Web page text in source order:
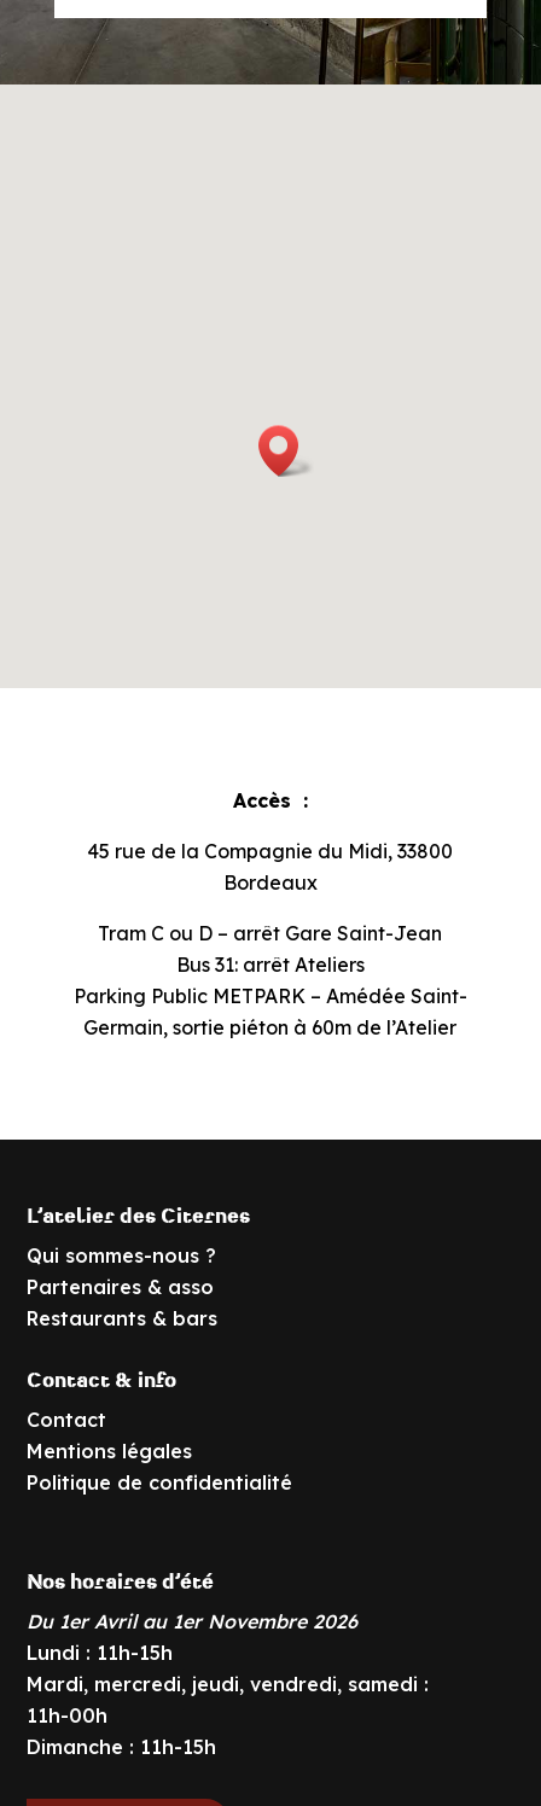
Accès :
45 rue de la Compagnie du Midi, 33800
Bordeaux
Tram C ou D – arrêt Gare Saint-Jean
Bus 31: arrêt Ateliers
Parking Public METPARK – Amédée Saint-
Germain, sortie piéton à 60m de l’Atelier
L’atelier des Citernes
Qui sommes-nous ?
Partenaires & asso
Restaurants & bars
Contact & info
Contact
Mentions légales
Politique de confidentialité
Nos horaires d’été
Du 1er Avril au 1er Novembre 2026
Lundi : 11h-15h
Mardi, mercredi, jeudi, vendredi, samedi :
11h-00h
Dimanche : 11h-15h